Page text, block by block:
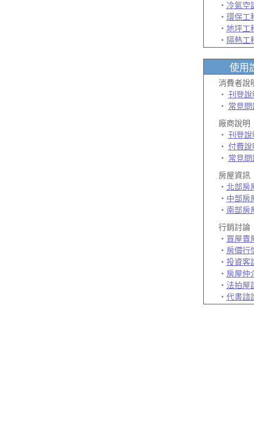
‧ 冷氣空
‧ 環保工
‧ 地坪工
‧ 隔熱工
使用
消費者說
‧ 刊登說
‧ 常見問
廠商說明
‧ 刊登說
‧ 付費說
‧ 常見問
房屋資訊
‧ 北部房
‧ 中部房
‧ 南部房
行銷討論
‧ 買屋賣
‧ 房價行
‧ 投資客
‧ 房屋仲
‧ 法拍屋
‧ 代書諮